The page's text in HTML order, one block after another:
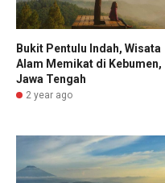
Bukit Pentulu Indah, Wisata
Alam Memikat di Kebumen,
Jawa Tengah
2 year ago